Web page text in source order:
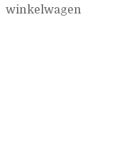
€ 25,00.€ 20,00.
winkelwagen